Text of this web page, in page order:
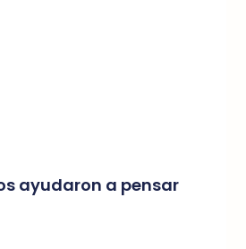
ayudaron a pensar